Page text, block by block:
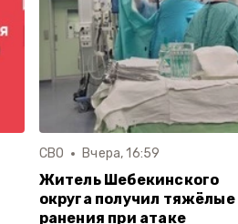
СВО Вчера, 16:59
Житель Шебекинского
округа получил тяжёлые
ранения при атаке